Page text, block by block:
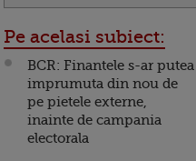
Pe acelasi subiect:
BCR: Finantele s-ar putea
imprumuta din nou de
pe pietele externe,
inainte de campania
electorala